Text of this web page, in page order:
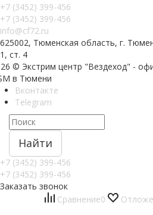
+7 (3452) 399-456
+7 (3452) 399-456
info@cf72.ru
625002, Тюменская область, г.
1, ст. 4
© Экстрим центр "Вездеход" -
в Тюмени
Вконтакте
Telegram
Найти
+7 (3452) 399-456
+7 (3452) 399-456
Заказать звонок
Сравнение0